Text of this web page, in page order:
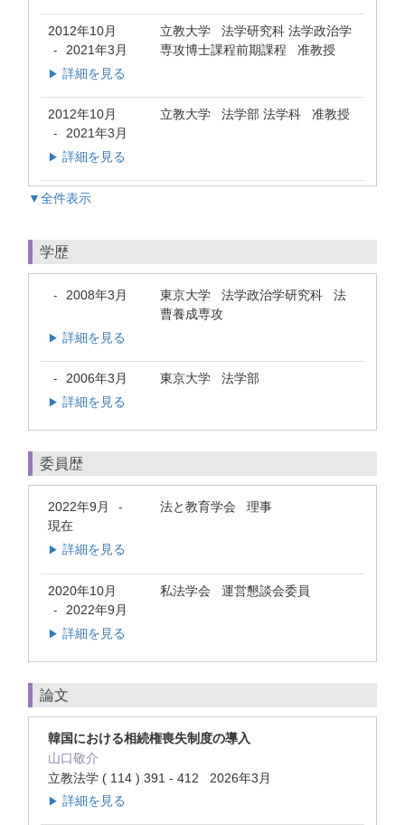
2012年10月
- 2021年3月
立教大学 法学研究科 法学政治学
専攻博士課程前期課程 准教授
▶ 詳細を見る
2012年10月
- 2021年3月
立教大学 法学部 法学科 准教授
▶ 詳細を見る
▼全件表示
学歴
- 2008年3月
東京大学 法学政治学研究科 法
曹養成専攻
▶ 詳細を見る
- 2006年3月 東京大学 法学部
▶ 詳細を見る
委員歴
2022年9月 -
現在
法と教育学会 理事
▶ 詳細を見る
2020年10月
- 2022年9月
私法学会 運営懇談会委員
▶ 詳細を見る
論文
韓国における相続権喪失制度の導入
山口敬介
立教法学 ( 114 ) 391 - 412 2026年3月
▶ 詳細を見る